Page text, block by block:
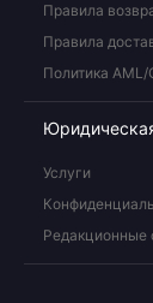
Правила
Правила
Политика AML/
Услуги
Редакционные